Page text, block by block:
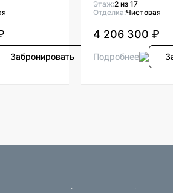
Забронировать
Этаж:2 из 17
Отделка:Чистовая
4 206 300 ₽
Подробнее